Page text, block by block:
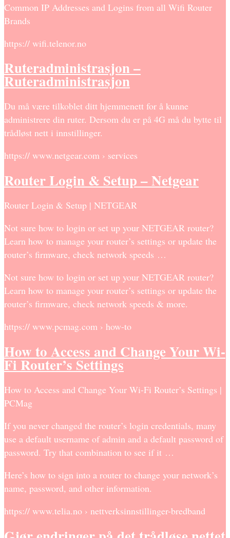
Common IP Addresses and Logins from all Wifi Router
Brands
https:// wifi.telenor.no
Ruteradministrasjon –
Ruteradministrasjon
Du må være tilkoblet ditt hjemmenett for å kunne
administrere din ruter. Dersom du er på 4G må du bytte til
trådløst nett i innstillinger.
https:// www.netgear.com › services
Router Login & Setup – Netgear
Router Login & Setup | NETGEAR
Not sure how to login or set up your NETGEAR router?
Learn how to manage your router’s settings or update the
router’s firmware, check network speeds …
Not sure how to login or set up your NETGEAR router?
Learn how to manage your router’s settings or update the
router’s firmware, check network speeds & more.
https:// www.pcmag.com › how-to
How to Access and Change Your Wi-
Fi Router’s Settings
How to Access and Change Your Wi-Fi Router’s Settings |
PCMag
If you never changed the router’s login credentials, many
use a default username of admin and a default password of
password. Try that combination to see if it …
Here’s how to sign into a router to change your network’s
name, password, and other information.
https:// www.telia.no › nettverksinnstillinger-bredband